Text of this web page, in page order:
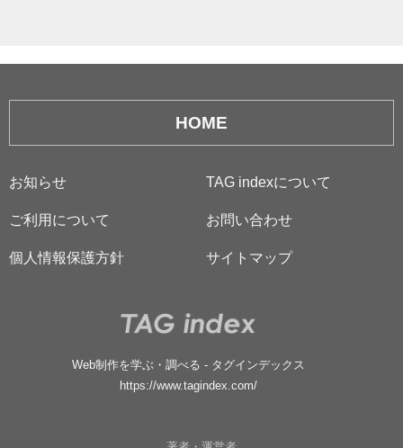
HOME
お知らせ TAG indexについて
ご利用について お問い合わせ
個人情報保護方針 サイトマップ
Web制作を学ぶ・調べる - タグインデックス
https://www.tagindex.com/